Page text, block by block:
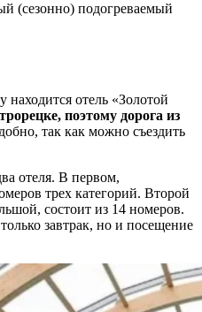
(сезонно) подогреваемый
отель «Золотой
поэтому дорога из
так как можно съездить
отеля. В первом,
трех категорий. Второй
состоит из 14 номеров.
завтрак, но и посещение